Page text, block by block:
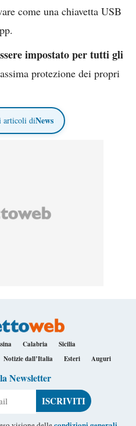
come una chiavetta USB
impostato per tutti gli
protezione dei propri
articoli diNews
Calabria
Sicilia
Notizie dall’Italia Esteri Auguri
Newsletter